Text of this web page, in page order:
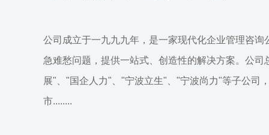
公司成立于一九九九年，是一家现代化企业管理咨询
急难愁问题，提供一站式、创造性的解决方案。公
展"、"国企人力"、"宁波立生"、"宁波尚力"等子公司
市........